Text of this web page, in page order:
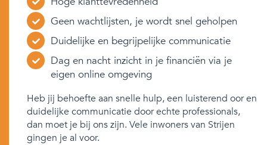
Geen wachtlijsten, je wordt snel geholpen
Duidelijke en begrijpelijke communicatie
Dag en nacht inzicht in je financiën via je
eigen online omgeving
Heb jij behoefte aan snelle hulp, een luisterend oor en
duidelijke communicatie door echte professionals,
dan moet je bij ons zijn. Vele inwoners van Strijen
gingen je al voor.